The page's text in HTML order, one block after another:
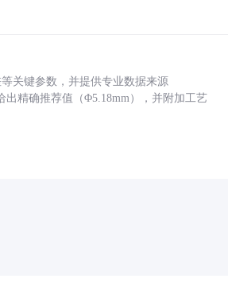
关键参数，并提供专业数据来源
出精确推荐值（Φ5.18mm），并附加工艺